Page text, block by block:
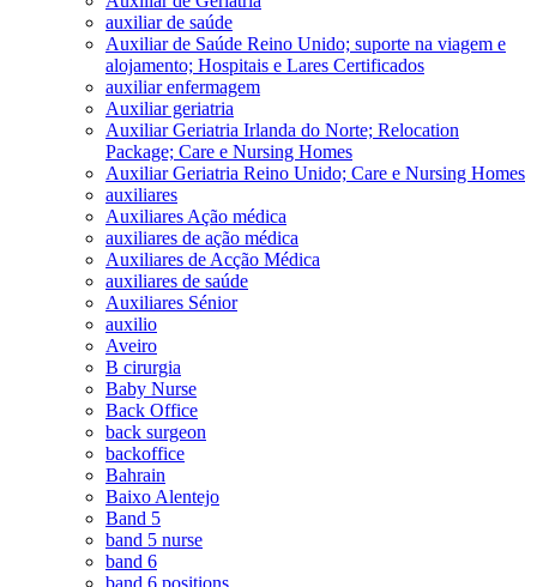
auxiliar de saúde
Auxiliar de Saúde Reino Unido; suporte na viagem e
alojamento; Hospitais e Lares Certificados
auxiliar enfermagem
Auxiliar geriatria
Auxiliar Geriatria Irlanda do Norte; Relocation
Package; Care e Nursing Homes
Auxiliar Geriatria Reino Unido; Care e Nursing Homes
auxiliares
Auxiliares Ação médica
auxiliares de ação médica
Auxiliares de Acção Médica
auxiliares de saúde
Auxiliares Sénior
auxilio
Aveiro
B cirurgia
Baby Nurse
Back Office
back surgeon
backoffice
Bahrain
Baixo Alentejo
Band 5
band 5 nurse
band 6
band 6 positions